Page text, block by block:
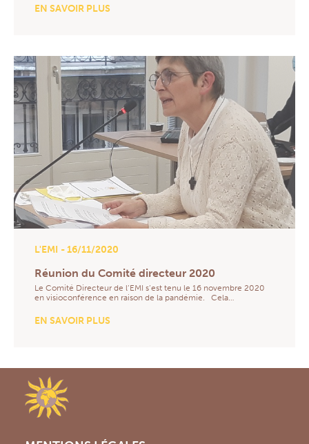
EN SAVOIR PLUS
L'EMI - 16/11/2020
Réunion du Comité directeur 2020
Le Comité Directeur de l’EMI s’est tenu le 16 novembre 2020
en visioconférence en raison de la pandémie. Cela…
EN SAVOIR PLUS